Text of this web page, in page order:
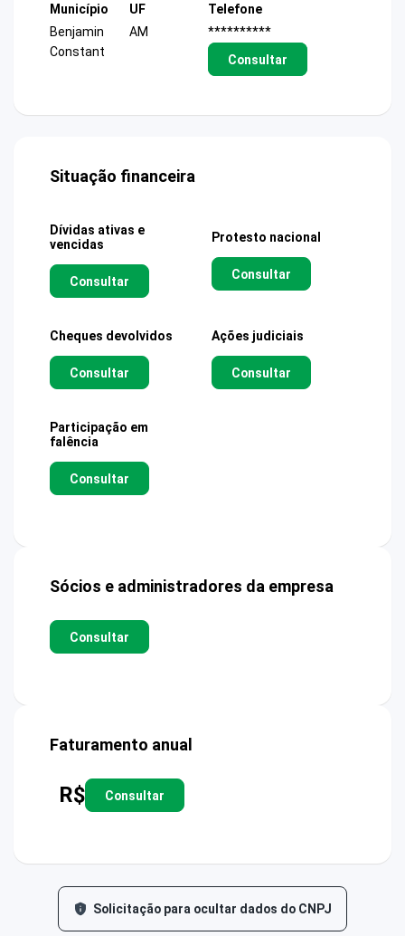
Município
Benjamin
Constant
UF
AM
Telefone
**********
Consultar
Situação financeira
Dívidas ativas e
vencidas
Consultar
Protesto nacional
Consultar
Cheques devolvidos
Consultar
Ações judiciais
Consultar
Participação em
falência
Consultar
Sócios e administradores da empresa
Consultar
Faturamento anual
R$ Consultar
Solicitação para ocultar dados do CNPJ